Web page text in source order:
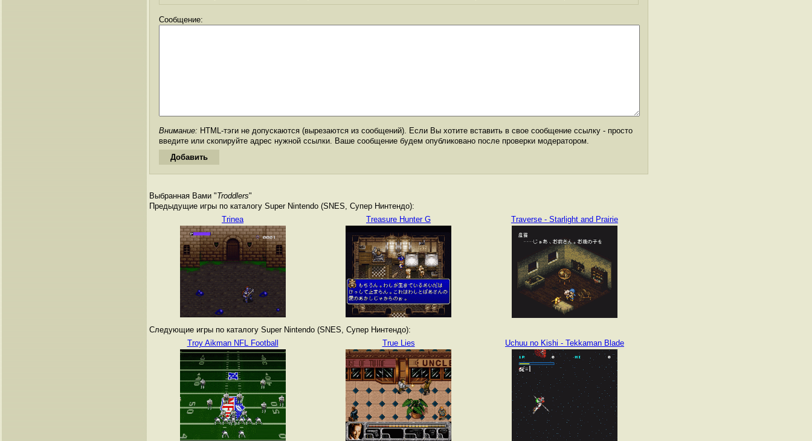
Сообщение:
Внимание: HTML-тэги не допускаются (вырезаются из сообщений). Если Вы хотите вставить в свое сообщение ссылку - просто
введите или скопируйте адрес нужной ссылки. Ваше сообщение будем опубликовано после проверки модератором.
Выбранная Вами "Troddlers"
Предыдущие игры по каталогу Super Nintendo (SNES, Супер Нинтендо):
Trinea
Treasure Hunter G Traverse - Starlight and Prairie
Следующие игры по каталогу Super Nintendo (SNES, Супер Нинтендо):
Troy Aikman NFL Football
True Lies Uchuu no Kishi - Tekkaman Blade